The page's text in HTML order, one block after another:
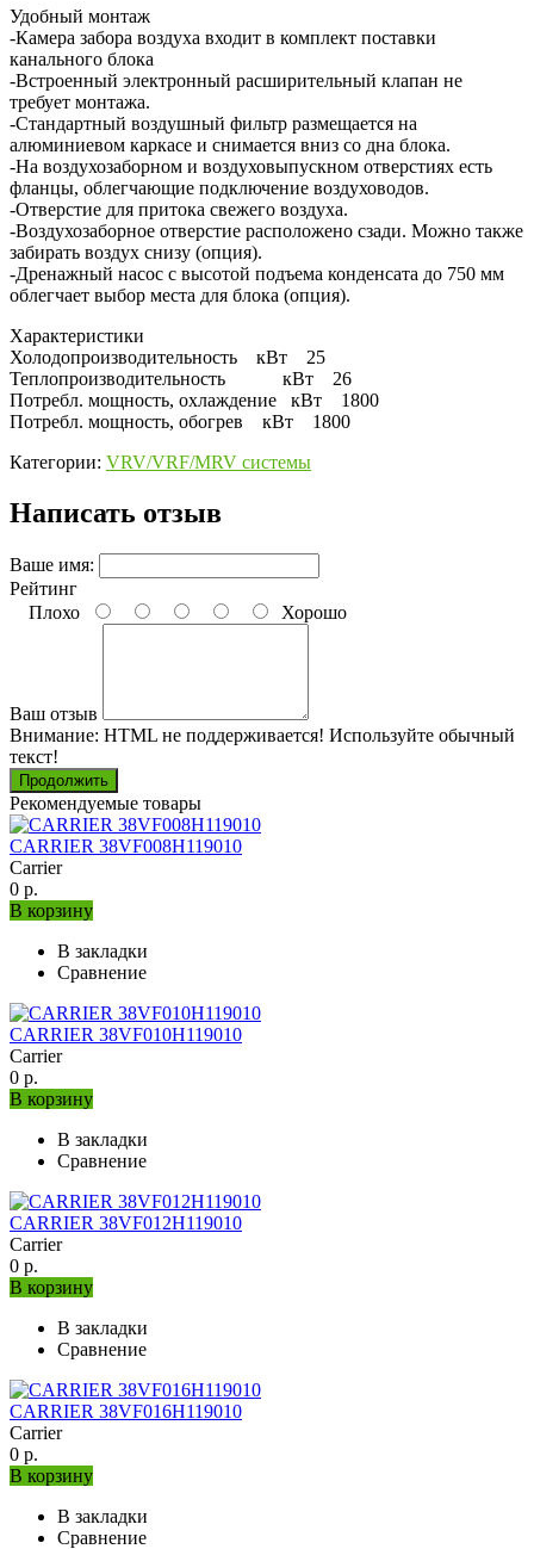
Удобный монтаж
-Камера забора воздуха входит в комплект поставки
канального блока
-Встроенный электронный расширительный клапан не
требует монтажа.
-Стандартный воздушный фильтр размещается на
алюминиевом каркасе и снимается вниз со дна блока.
-На воздухозаборном и воздуховыпускном отверстиях есть
фланцы, облегчающие подключение воздуховодов.
-Отверстие для притока свежего воздуха.
-Воздухозаборное отверстие расположено сзади. Можно также
забирать воздух снизу (опция).
-Дренажный насос с высотой подъема конденсата до 750 мм
облегчает выбор места для блока (опция).
Характеристики
Холодопроизводительность кВт 25
Теплопроизводительность кВт 26
Потребл. мощность, охлаждение кВт 1800
Потребл. мощность, обогрев кВт 1800
Категории: VRV/VRF/MRV системы
Написать отзыв
Ваше имя:
Рейтинг
Плохо
Хорошо
Ваш отзыв
Внимание: HTML не поддерживается! Используйте обычный
текст!
Продолжить
Рекомендуемые товары
CARRIER 38VF008H119010
Carrier
0 р.
В корзину
В закладки
Сравнение
CARRIER 38VF010H119010
Carrier
0 р.
В корзину
В закладки
Сравнение
CARRIER 38VF012H119010
Carrier
0 р.
В корзину
В закладки
Сравнение
CARRIER 38VF016H119010
Carrier
0 р.
В корзину
В закладки
Сравнение